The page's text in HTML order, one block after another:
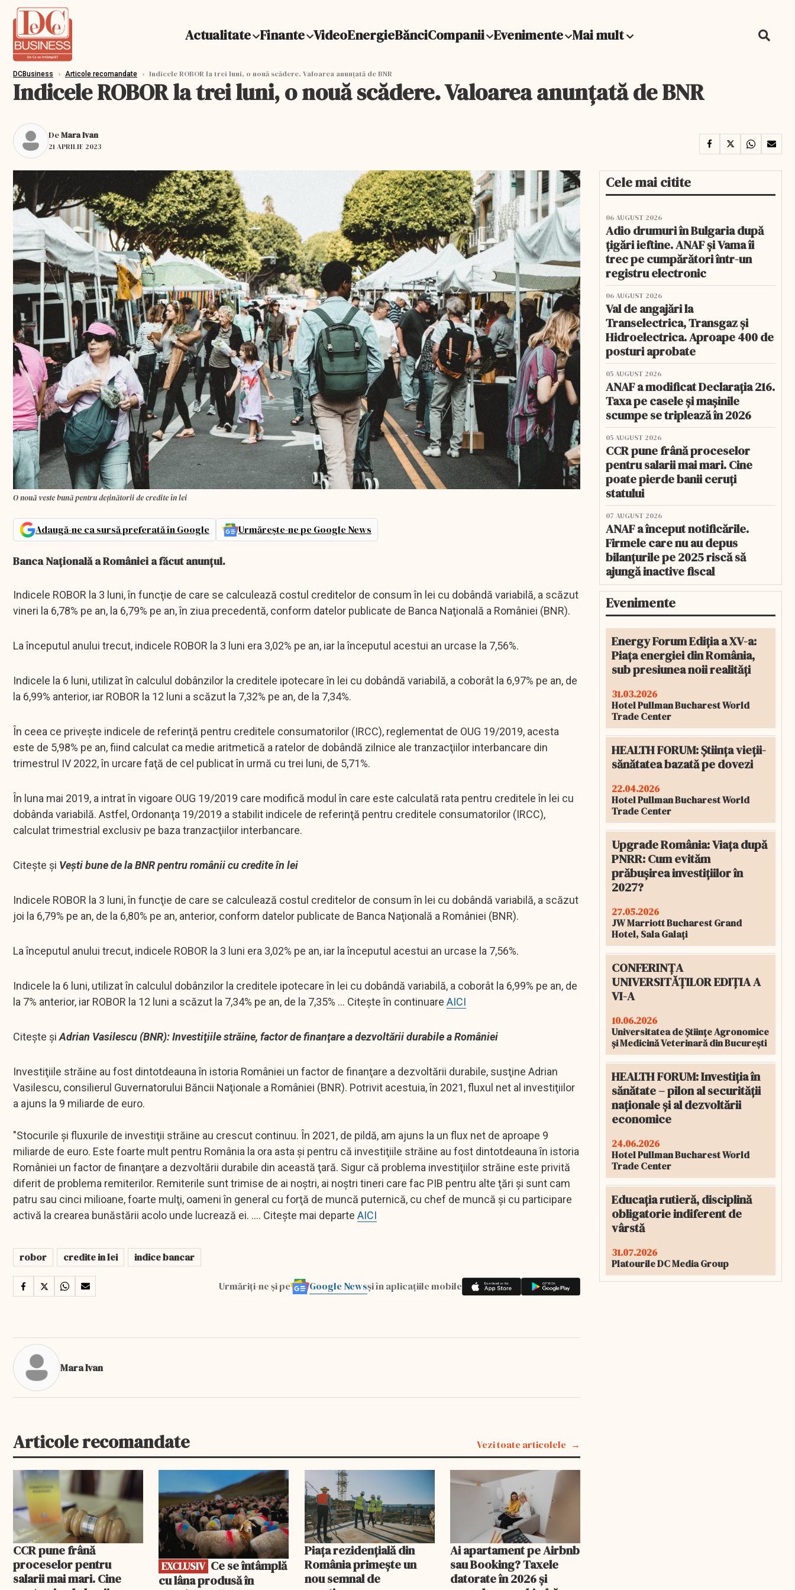
Actualitate Finante VideoEnergieBănciCompanii Evenimente Mai mult
DCBusiness › Articole recomandate › Indicele ROBOR la trei luni, o nouă scădere. Valoarea anunțată de BNR
Indicele ROBOR la trei luni, o nouă scădere. Valoarea anunțată de BNR
DeMara Ivan
21 APRILIE 2023
O nouă veste bună pentru deținătorii de credite în lei
Adaugă-ne ca sursă preferată în Google Urmărește-ne pe Google News
Banca Națională a României a făcut anunțul.
Indicele ROBOR la 3 luni, în funcţie de care se calculează costul creditelor de consum în lei cu dobândă variabilă, a scăzut
vineri la 6,78% pe an, la 6,79% pe an, în ziua precedentă, conform datelor publicate de Banca Naţională a României (BNR).
La începutul anului trecut, indicele ROBOR la 3 luni era 3,02% pe an, iar la începutul acestui an urcase la 7,56%.
Indicele la 6 luni, utilizat în calculul dobânzilor la creditele ipotecare în lei cu dobândă variabilă, a coborât la 6,97% pe an, de
la 6,99% anterior, iar ROBOR la 12 luni a scăzut la 7,32% pe an, de la 7,34%.
În ceea ce priveşte indicele de referinţă pentru creditele consumatorilor (IRCC), reglementat de OUG 19/2019, acesta
este de 5,98% pe an, fiind calculat ca medie aritmetică a ratelor de dobândă zilnice ale tranzacţiilor interbancare din
trimestrul IV 2022, în urcare faţă de cel publicat în urmă cu trei luni, de 5,71%.
În luna mai 2019, a intrat în vigoare OUG 19/2019 care modifică modul în care este calculată rata pentru creditele în lei cu
dobânda variabilă. Astfel, Ordonanţa 19/2019 a stabilit indicele de referinţă pentru creditele consumatorilor (IRCC),
calculat trimestrial exclusiv pe baza tranzacţiilor interbancare.
Citește și Vești bune de la BNR pentru românii cu credite în lei
Indicele ROBOR la 3 luni, în funcţie de care se calculează costul creditelor de consum în lei cu dobândă variabilă, a scăzut
joi la 6,79% pe an, de la 6,80% pe an, anterior, conform datelor publicate de Banca Naţională a României (BNR).
La începutul anului trecut, indicele ROBOR la 3 luni era 3,02% pe an, iar la începutul acestui an urcase la 7,56%.
Indicele la 6 luni, utilizat în calculul dobânzilor la creditele ipotecare în lei cu dobândă variabilă, a coborât la 6,99% pe an, de
la 7% anterior, iar ROBOR la 12 luni a scăzut la 7,34% pe an, de la 7,35% ... Citește în continuare AICI
Citește șiAdrian Vasilescu (BNR): Investiţiile străine, factor de finanţare a dezvoltării durabile a României
Investiţiile străine au fost dintotdeauna în istoria României un factor de finanţare a dezvoltării durabile, susţine Adrian
Vasilescu, consilierul Guvernatorului Băncii Naţionale a României (BNR). Potrivit acestuia, în 2021, fluxul net al investiţiilor
a ajuns la 9 miliarde de euro.
"Stocurile şi fluxurile de investiţii străine au crescut continuu. În 2021, de pildă, am ajuns la un flux net de aproape 9
miliarde de euro. Este foarte mult pentru România la ora asta şi pentru că investiţiile străine au fost dintotdeauna în istoria
României un factor de finanţare a dezvoltării durabile din această ţară. Sigur că problema investiţiilor străine este privită
diferit de problema remiterilor. Remiterile sunt trimise de ai noştri, ai noştri tineri care fac PIB pentru alte ţări şi sunt cam
patru sau cinci milioane, foarte mulţi, oameni în general cu forţă de muncă puternică, cu chef de muncă şi cu participare
activă la crearea bunăstării acolo unde lucrează ei. .... Citește mai departe AICI
robor credite in lei indice bancar
Urmăriți-ne și pe Google Newsși în aplicațiile mobile
Mara Ivan
Articole recomandate Vezi toate articolele
CCR pune frână
proceselor pentru
salarii mai mari. Cine
EXCLUSIV
EXCLUSIV
cu lâna produsă în
Piața rezidențială din
România primește un
nou semnal de
Ai apartament pe Airbnb
sau Booking? Taxele
datorate în 2026 și
Cele mai citite
06 AUGUST 2026
Adio drumuri în Bulgaria după
țigări ieftine. ANAF și Vama îi
trec pe cumpărători într-un
registru electronic
06 AUGUST 2026
Val de angajări la
Transelectrica, Transgaz și
Hidroelectrica. Aproape 400 de
posturi aprobate
05 AUGUST 2026
ANAF a modificat Declarația 216.
Taxa pe casele și mașinile
scumpe se triplează în 2026
05 AUGUST 2026
CCR pune frână proceselor
pentru salarii mai mari. Cine
poate pierde banii ceruți
statului
07 AUGUST 2026
ANAF a început notificările.
Firmele care nu au depus
bilanțurile pe 2025 riscă să
ajungă inactive fiscal
Evenimente
Energy Forum Ediția a XV-a:
Piața energiei din România,
sub presiunea noii realități
31.03.2026
Hotel Pullman Bucharest World
Trade Center
HEALTH FORUM: Știința vieții-
sănătatea bazată pe dovezi
22.04.2026
Hotel Pullman Bucharest World
Trade Center
Upgrade România: Viața după
PNRR: Cum evităm
prăbușirea investițiilor în
2027?
27.05.2026
JW Marriott Bucharest Grand
Hotel, Sala Galați
CONFERINȚA
UNIVERSITĂȚILOR EDIȚIA A
VI-A
10.06.2026
Universitatea de Științe Agronomice
și Medicină Veterinară din București
HEALTH FORUM: Investiția în
sănătate – pilon al securității
naționale și al dezvoltării
economice
24.06.2026
Hotel Pullman Bucharest World
Trade Center
Educația rutieră, disciplină
obligatorie indiferent de
vârstă
31.07.2026
Platourile DC Media Group